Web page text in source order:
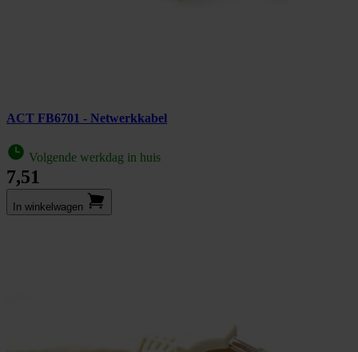
ACT FB6701 - Netwerkkabel
Volgende werkdag in huis
7,51
In winkel­wagen